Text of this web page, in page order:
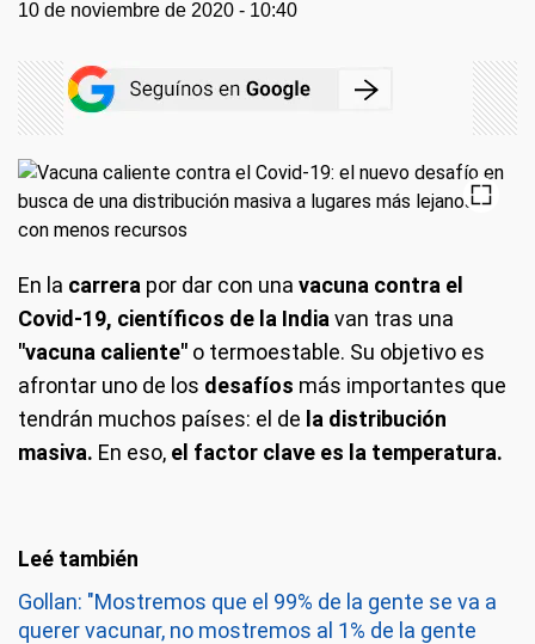
10 de noviembre de 2020 - 10:40
En la carrera por dar con una vacuna contra el
Covid-19, científicos de la India van tras una
"vacuna caliente" o termoestable. Su objetivo es
afrontar uno de los desafíos más importantes que
tendrán muchos países: el de la distribución
masiva. En eso, el factor clave es la temperatura.
Gollan: "Mostremos que el 99% de la gente se va a
querer vacunar, no mostremos al 1% de la gente